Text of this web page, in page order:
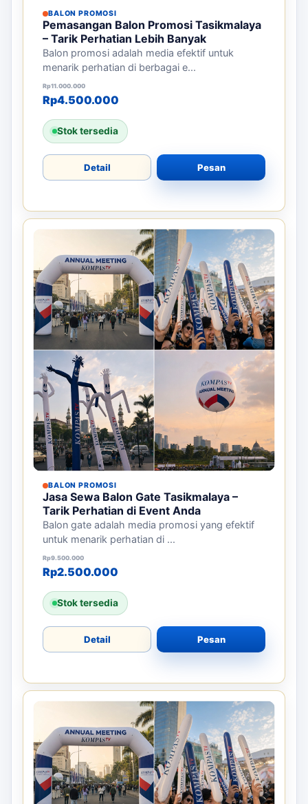
BALON PROMOSI
Pemasangan Balon Promosi Tasikmalaya
– Tarik Perhatian Lebih Banyak
Balon promosi adalah media efektif untuk
menarik perhatian di berbagai e...
Rp11.000.000
Harga aslinya adalah: Rp11.000.000.
Rp4.500.000
Harga saat ini adalah: Rp4.500.000.
Stok tersedia
Detail Pesan
BALON PROMOSI
Jasa Sewa Balon Gate Tasikmalaya –
Tarik Perhatian di Event Anda
Balon gate adalah media promosi yang efektif
untuk menarik perhatian di ...
Rp9.500.000
Harga aslinya adalah: Rp9.500.000.
Rp2.500.000
Harga saat ini adalah: Rp2.500.000.
Stok tersedia
Detail Pesan